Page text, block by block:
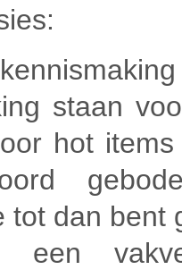
staan
hot
tot dan bent
een